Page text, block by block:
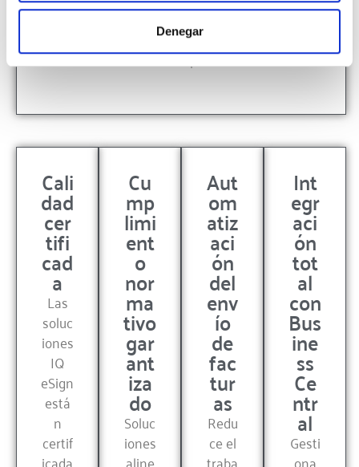
Denegar
Todo el proceso de facturación y reporte se
maneja directamente desde Business Central,
sin necesidad de utilizar plataformas externas.
Cali
dad
cer
tifi
cad
a
Las
soluc
iones
IQ
eSign
está
n
certif
Cu
mp
limi
ent
o
nor
ma
tivo
gar
ant
iza
do
Soluc
iones
Aut
om
atiz
aci
ón
del
env
ío
de
fac
tur
as
Redu
ce el
Int
egr
aci
ón
tot
al
con
Bus
ine
ss
Ce
ntr
al
Gesti